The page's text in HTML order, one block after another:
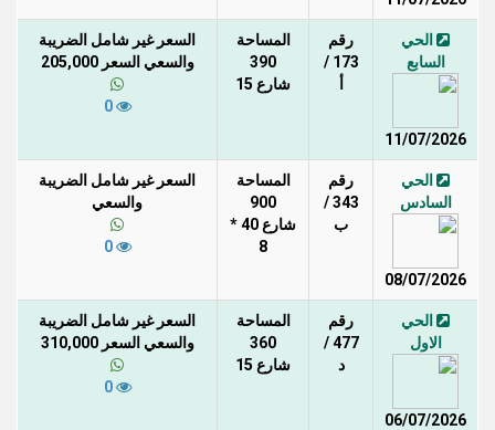
الحي
السابع
11/07/2026
رقم
173 /
المساحة
390
شارع 15
السعر غير شامل الضريبة
والسعي السعر 205,000
0
الحي
السادس
08/07/2026
رقم
343 /
ب
المساحة
900
شارع 40 *
8
السعر غير شامل الضريبة
والسعي
0
الحي
الاول
06/07/2026
رقم
477 /
د
المساحة
360
شارع 15
السعر غير شامل الضريبة
والسعي السعر 310,000
0